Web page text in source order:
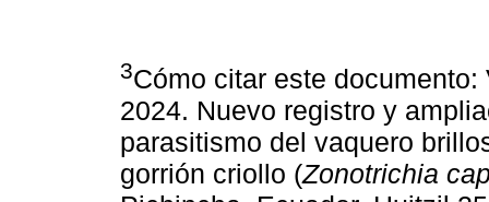
3Cómo citar este
2024. Nuevo registro y
parasitismo del vaquero
gorrión criollo (Zonotrichia